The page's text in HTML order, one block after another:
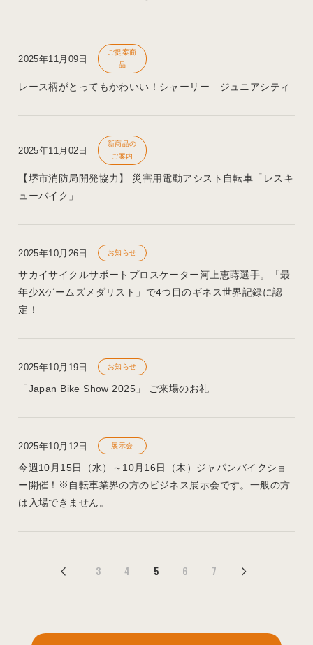
2025年11月09日
ご提案商
品
レース柄がとってもかわいい！シャーリー ジュニアシティ
2025年11月02日
新商品の
ご案内
【堺市消防局開発協力】 災害用電動アシスト自転車「レスキ
ューバイク」
2025年10月26日 お知らせ
サカイサイクルサポートプロスケーター河上恵蒔選手。「最
年少Xゲームズメダリスト」で4つ目のギネス世界記録に認
定！
2025年10月19日 お知らせ
「Japan Bike Show 2025」 ご来場のお礼
2025年10月12日 展示会
今週10月15日（水）～10月16日（木）ジャパンバイクショ
ー開催！※自転車業界の方のビジネス展示会です。一般の方
は入場できません。
3 4 5 6 7